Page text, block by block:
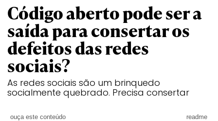
Código aberto pode ser a
saída para consertar os
defeitos das redes
sociais?
As redes sociais são um brinquedo
socialmente quebrado. Precisa consertar
ouça este conteúdo readme